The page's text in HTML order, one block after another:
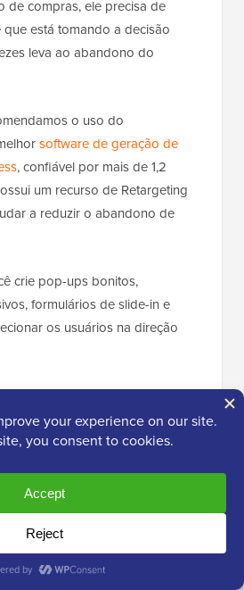
de compras, ele precisa de
está tomando a decisão
leva ao abandono do
o uso do
software de geração de
, confiável por mais de 1,2
um recurso de Retargeting
a reduzir o abandono de
crie pop-ups bonitos,
formulários de slide-in e
os usuários na direção
pode detectar quando
a sair do seu site e exibir um
frete grátis ou um desconto antes